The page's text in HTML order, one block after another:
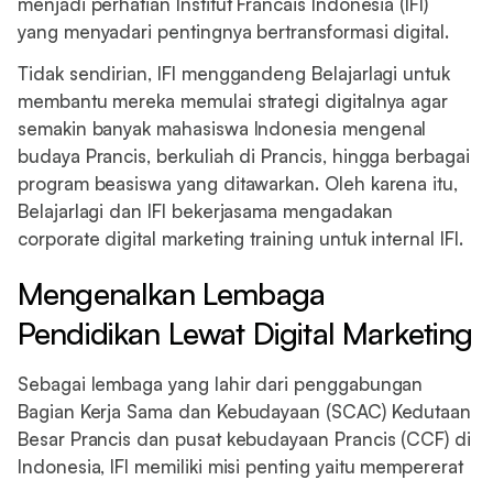
yang menyadari pentingnya bertransformasi digital.
Tidak sendirian, IFI menggandeng Belajarlagi untuk
membantu mereka memulai strategi digitalnya agar
semakin banyak mahasiswa Indonesia mengenal
budaya Prancis, berkuliah di Prancis, hingga berbagai
program beasiswa yang ditawarkan. Oleh karena itu,
Belajarlagi dan IFI bekerjasama mengadakan
corporate digital marketing training untuk internal IFI.
Mengenalkan Lembaga
Pendidikan Lewat Digital Marketing
Sebagai lembaga yang lahir dari penggabungan
Bagian Kerja Sama dan Kebudayaan (SCAC) Kedutaan
Besar Prancis dan pusat kebudayaan Prancis (CCF) di
Indonesia, IFI memiliki misi penting yaitu mempererat